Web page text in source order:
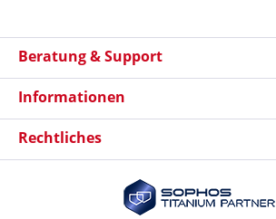
Beratung & Support
Informationen
Rechtliches